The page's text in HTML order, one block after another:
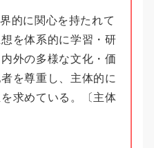
的に関心を持たれて
を体系的に学習・研
外の多様な文化・価
を尊重し、主体的に
求めている。〔主体